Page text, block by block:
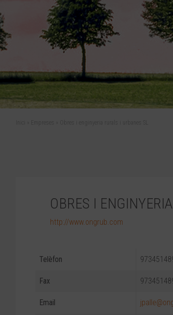
OBRES I
http://www.ongrub.com
Telèfon
Fax
Email